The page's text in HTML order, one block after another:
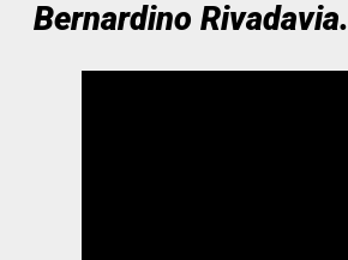
Bernardino Rivadavia.